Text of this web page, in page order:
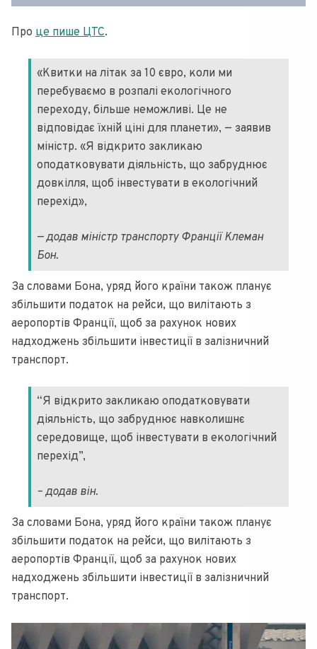
Про це пише ЦТС.
«Квитки на літак за 10 євро, коли ми
перебуваємо в розпалі екологічного
переходу, більше неможливі. Це не
відповідає їхній ціні для планети», — заявив
міністр. «Я відкрито закликаю
оподатковувати діяльність, що забруднює
довкілля, щоб інвестувати в екологічний
перехід»,
— додав міністр транспорту Франції Клеман
Бон.
За словами Бона, уряд його країни також планує
збільшити податок на рейси, що вилітають з
аеропортів Франції, щоб за рахунок нових
надходжень збільшити інвестиції в залізничний
транспорт.
“Я відкрито закликаю оподатковувати
діяльність, що забруднює навколишнє
середовище, щоб інвестувати в екологічний
перехід”,
– додав він.
За словами Бона, уряд його країни також планує
збільшити податок на рейси, що вилітають з
аеропортів Франції, щоб за рахунок нових
надходжень збільшити інвестиції в залізничний
транспорт.